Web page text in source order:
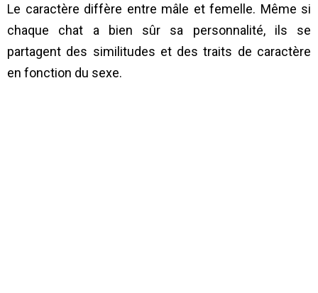
Le caractère diffère entre mâle et femelle. Même si
chaque chat a bien sûr sa personnalité, ils se
partagent des similitudes et des traits de caractère
en fonction du sexe.